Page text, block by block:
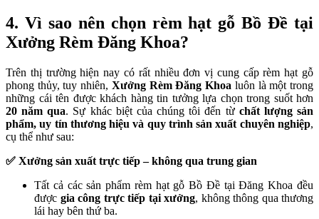
4. Vì sao nên chọn rèm hạt gỗ Bồ Đề tại
Xưởng Rèm Đăng Khoa?
Trên thị trường hiện nay có rất nhiều đơn vị cung cấp rèm hạt gỗ
phong thủy, tuy nhiên, Xưởng Rèm Đăng Khoa luôn là một trong
những cái tên được khách hàng tin tưởng lựa chọn trong suốt hơn
20 năm qua. Sự khác biệt của chúng tôi đến từ chất lượng sản
phẩm, uy tín thương hiệu và quy trình sản xuất chuyên nghiệp,
cụ thể như sau:
✅ Xưởng sản xuất trực tiếp – không qua trung gian
Tất cả các sản phẩm rèm hạt gỗ Bồ Đề tại Đăng Khoa đều
được gia công trực tiếp tại xưởng, không thông qua thương
lái hay bên thứ ba.